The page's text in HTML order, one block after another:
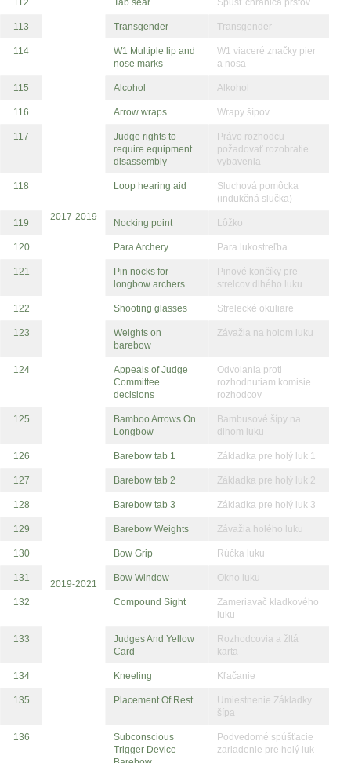
112 Tab sear Spúšť chrániča prstov
113 Transgender Transgender
114
W1 Multiple lip and
nose marks
W1 viaceré značky pier
a nosa
115
2017-2019
Alcohol Alkohol
116 Arrow wraps Wrapy šípov
117
Judge rights to
require equipment
disassembly
Právo rozhodcu
požadovať rozobratie
vybavenia
118 Loop hearing aid
Sluchová pomôcka
(indukčná slučka)
119 Nocking point Lôžko
120 Para Archery Para lukostreľba
121
Pin nocks for
longbow archers
Pinové končíky pre
strelcov dlhého luku
122 Shooting glasses Strelecké okuliare
123
Weights on
barebow
Závažia na holom luku
124
2019-2021
Appeals of Judge
Committee
decisions
Odvolania proti
rozhodnutiam komisie
rozhodcov
125
Bamboo Arrows On
Longbow
Bambusové šípy na
dlhom luku
126 Barebow tab 1 Základka pre holý luk 1
127 Barebow tab 2 Základka pre holý luk 2
128 Barebow tab 3 Základka pre holý luk 3
129 Barebow Weights Závažia holého luku
130 Bow Grip Rúčka luku
131 Bow Window Okno luku
132 Compound Sight
Zameriavač kladkového
luku
133
Judges And Yellow
Card
Rozhodcovia a žltá
karta
134 Kneeling Kľačanie
135 Placement Of Rest
Umiestnenie Základky
šípa
136
Subconscious
Trigger Device
Podvedomé spúšťacie
zariadenie pre holý luk